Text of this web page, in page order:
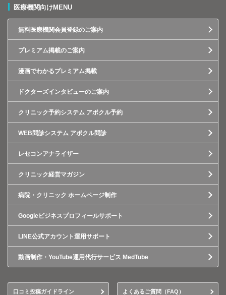
医療機関向けMENU
無料医療機関会員登録のご案内
プレミアム掲載のご案内
漫画でわかるプレミアム掲載
ドクターズインタビューのご案内
クリニック予約システム アポクル予約
WEB問診システム アポクル問診
レセコンアナライザー
クリニック経営マガジン
病院・クリニック ホームページ制作
Googleビジネスプロフィールサポート
LINE公式アカウント運用サポート
動画制作・YouTube運用代行サービス MedTube
口コミ投稿ガイドライン よくあるご質問（FAQ）